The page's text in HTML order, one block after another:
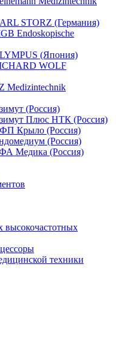
STORZ (Германия)
Endoskopische
(Япония)
WOLF
Medizintechnik
(Россия)
Плюс НТК (Россия)
Крыло (Россия)
(Россия)
Медика (Россия)
высокочастотных
техники